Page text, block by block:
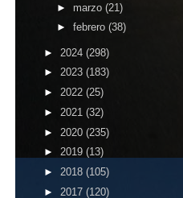
► marzo (21)
► febrero (38)
► 2024 (298)
► 2023 (183)
► 2022 (25)
► 2021 (32)
► 2020 (235)
► 2019 (13)
► 2018 (105)
► 2017 (120)